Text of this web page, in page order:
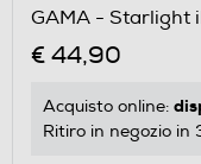
GAMA - Starlight
€ 44,90
Acquisto online:
Ritiro in negozio in